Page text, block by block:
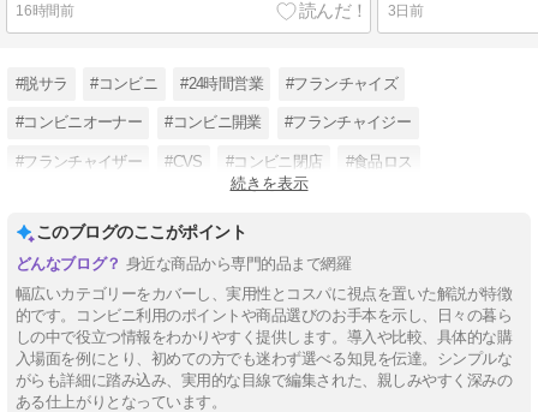
16時間前 3日前
#脱サラ #コンビニ #24時間営業 #フランチャイズ
#コンビニオーナー #コンビニ開業 #フランチャイジー
#フランチャイザー #CVS #コンビニ閉店 #食品ロス
続きを表示
このブログのここがポイント
身近な商品から専門的品まで網羅
幅広いカテゴリーをカバーし、実用性とコスパに視点を置いた解説が特徴
的です。コンビニ利用のポイントや商品選びのお手本を示し、日々の暮ら
しの中で役立つ情報をわかりやすく提供します。導入や比較、具体的な購
入場面を例にとり、初めての方でも迷わず選べる知見を伝達。シンプルな
がらも詳細に踏み込み、実用的な目線で編集された、親しみやすく深みの
ある仕上がりとなっています。